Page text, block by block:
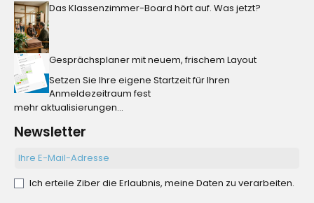
Das Klassenzimmer-Board hört auf. Was jetzt?
Gesprächsplaner mit neuem, frischem Layout
Setzen Sie Ihre eigene Startzeit für Ihren
Anmeldezeitraum fest
mehr aktualisierungen...
Newsletter
Ich erteile Ziber die Erlaubnis, meine Daten zu verarbeiten.